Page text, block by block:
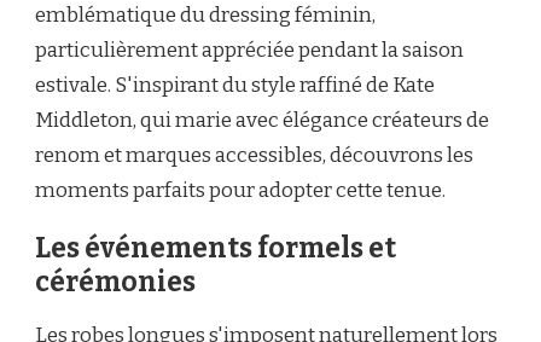
emblématique du dressing féminin,
particulièrement appréciée pendant la saison
estivale. S'inspirant du style raffiné de Kate
Middleton, qui marie avec élégance créateurs de
renom et marques accessibles, découvrons les
moments parfaits pour adopter cette tenue.
Les événements formels et
cérémonies
Les robes longues s'imposent naturellement lors